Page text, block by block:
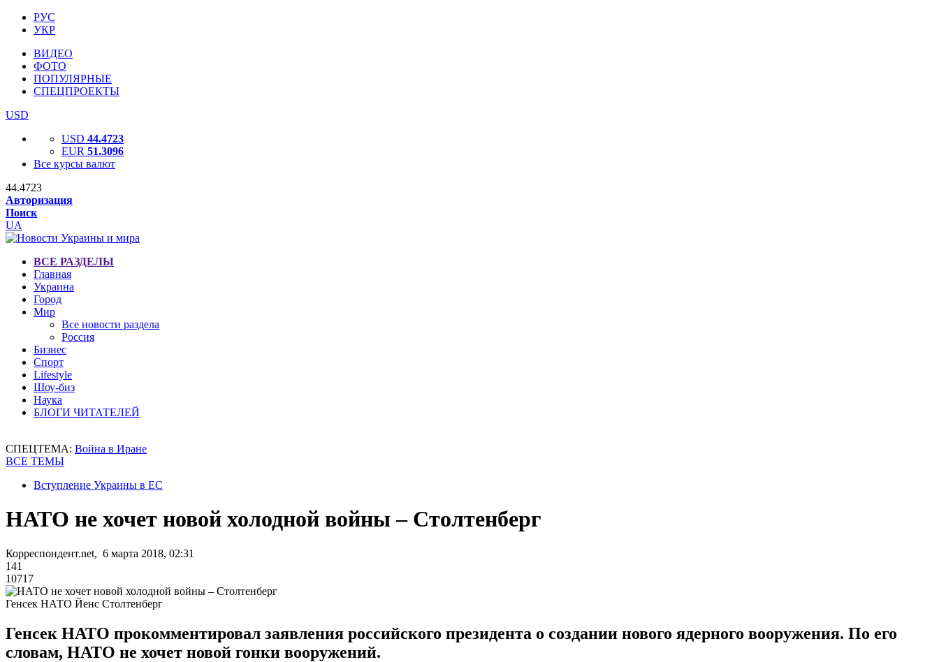
РУС
УКР
ВИДЕО
ФОТО
ПОПУЛЯРНЫЕ
СПЕЦПРОЕКТЫ
USD
USD 44.4723
EUR 51.3096
Все курсы валют
44.4723
Авторизация
Поиск
UA
ВСЕ РАЗДЕЛЫ
Главная
Украина
Город
Мир
Все новости раздела
Россия
Бизнес
Спорт
Lifestyle
Шоу-биз
Наука
БЛОГИ ЧИТАТЕЛЕЙ
СПЕЦТЕМА: Война в Иране
ВСЕ ТЕМЫ
Вступление Украины в ЕС
НАТО не хочет новой холодной войны – Столтенберг
Корреспондент.net, 6 марта 2018, 02:31
141
10717
Генсек НАТО Йенс Столтенберг
Генсек НАТО прокомментировал заявления российского президента о создании нового ядерного вооружения. По его
словам, НАТО не хочет новой гонки вооружений.